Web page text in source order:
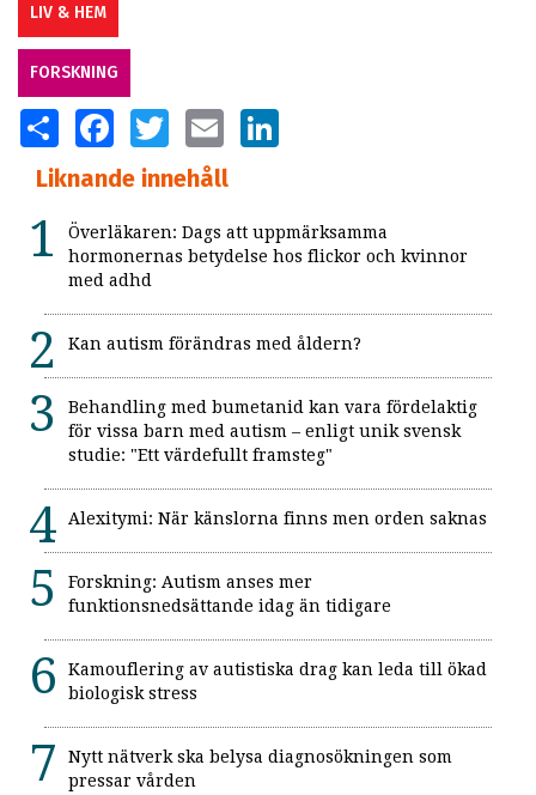
LIV & HEM
FORSKNING
SHARE FACEBOOKTWITTER EMAIL
Liknande innehåll
Överläkaren: Dags att uppmärksamma
hormonernas betydelse hos flickor och kvinnor
med adhd
Kan autism förändras med åldern?
Behandling med bumetanid kan vara fördelaktig
för vissa barn med autism – enligt unik svensk
studie: "Ett värdefullt framsteg"
Alexitymi: När känslorna finns men orden saknas
Forskning: Autism anses mer
funktionsnedsättande idag än tidigare
Kamouflering av autistiska drag kan leda till ökad
biologisk stress
Nytt nätverk ska belysa diagnosökningen som
pressar vården